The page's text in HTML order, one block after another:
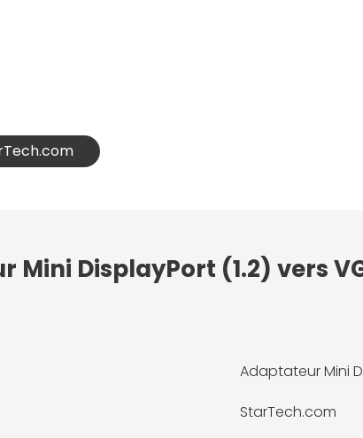
DisplayPort (1.2) vers
Adaptateur Mini
StarTech.com